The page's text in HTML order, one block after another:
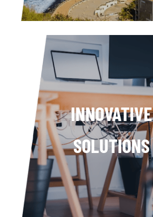
INNOVATIVE
SOLUTIONS